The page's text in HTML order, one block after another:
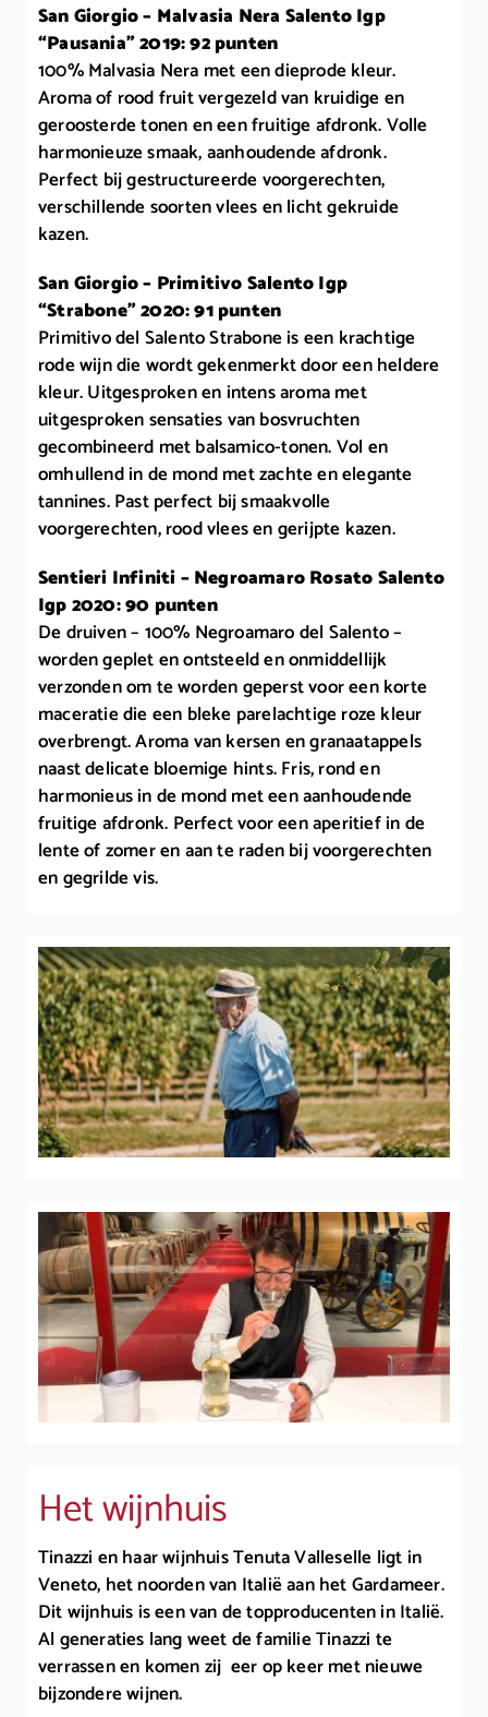
San Giorgio – Malvasia Nera Salento Igp
“Pausania” 2019: 92 punten
100% Malvasia Nera met een dieprode kleur.
Aroma of rood fruit vergezeld van kruidige en
geroosterde tonen en een fruitige afdronk. Volle
harmonieuze smaak, aanhoudende afdronk.
Perfect bij gestructureerde voorgerechten,
verschillende soorten vlees en licht gekruide
kazen.
San Giorgio – Primitivo Salento Igp
“Strabone” 2020: 91 punten
Primitivo del Salento Strabone is een krachtige
rode wijn die wordt gekenmerkt door een heldere
kleur. Uitgesproken en intens aroma met
uitgesproken sensaties van bosvruchten
gecombineerd met balsamico-tonen. Vol en
omhullend in de mond met zachte en elegante
tannines. Past perfect bij smaakvolle
voorgerechten, rood vlees en gerijpte kazen.
Sentieri Infiniti – Negroamaro Rosato Salento
Igp 2020: 90 punten
De druiven – 100% Negroamaro del Salento –
worden geplet en ontsteeld en onmiddellijk
verzonden om te worden geperst voor een korte
maceratie die een bleke parelachtige roze kleur
overbrengt. Aroma van kersen en granaatappels
naast delicate bloemige hints. Fris, rond en
harmonieus in de mond met een aanhoudende
fruitige afdronk. Perfect voor een aperitief in de
lente of zomer en aan te raden bij voorgerechten
en gegrilde vis.
Het wijnhuis
Tinazzi en haar wijnhuis Tenuta Valleselle ligt in
Veneto, het noorden van Italië aan het Gardameer.
Dit wijnhuis is een van de topproducenten in Italië.
Al generaties lang weet de familie Tinazzi te
verrassen en komen zij eer op keer met nieuwe
bijzondere wijnen.